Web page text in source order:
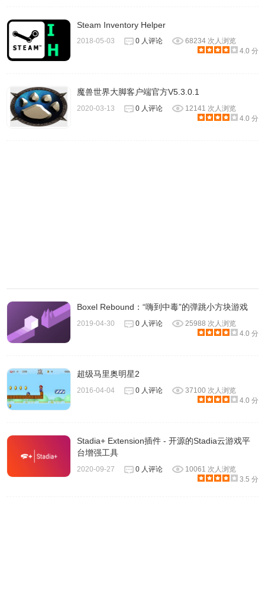
游戏界面， 然后按x键 即可~
想玩更多?
Steam Inventory Helper
2018-05-03 0 人评论
68234 次人浏览
4.0 分
魔兽世界大脚客户端官方V5.3.0.1
2020-03-13 0 人评论
12141 次人浏览
4.0 分
Boxel Rebound：“嗨到中毒”的弹跳小方块游戏
2019-04-30 0 人评论
25988 次人浏览
4.0 分
超级马里奥明星2
2016-04-04 0 人评论
37100 次人浏览
4.0 分
Stadia+ Extension插件 - 开源的Stadia云游戏平
台增强工具
2020-09-27 0 人评论
10061 次人浏览
3.5 分